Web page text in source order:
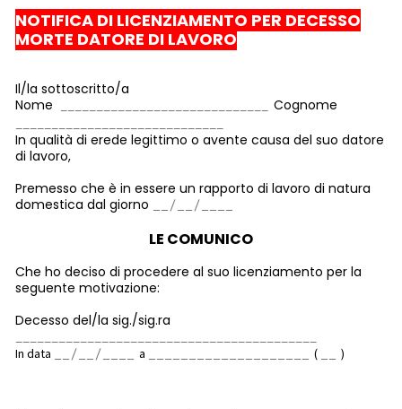
NOTIFICA DI LICENZIAMENTO PER DECESSO
MORTE DATORE DI LAVORO
Il/la sottoscritto/a
Nome
Cognome
In qualità di erede legittimo o avente causa del suo datore
di lavoro,
Premesso che è in essere un rapporto di lavoro di natura
domestica dal giorno
LE COMUNICO
Che ho deciso di procedere al suo licenziamento per la
seguente motivazione:
Decesso del/la sig./sig.ra
In data a ( )